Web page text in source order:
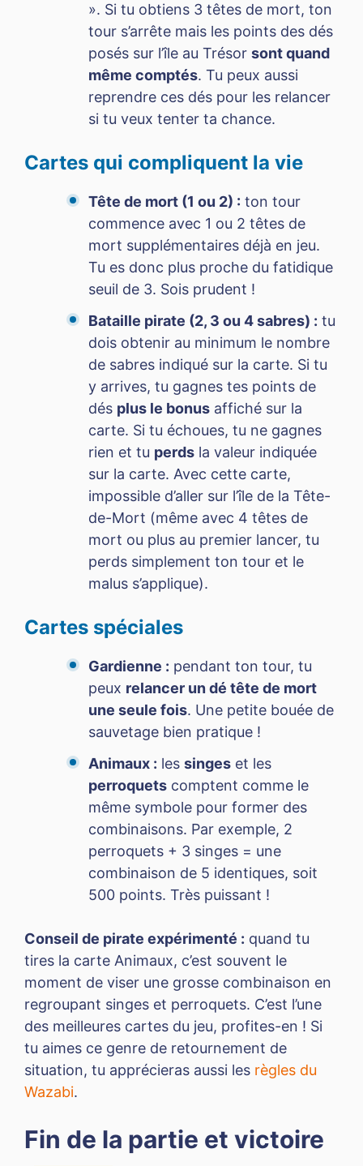
». Si tu obtiens 3 têtes de mort, ton
tour s’arrête mais les points des dés
posés sur l’île au Trésor sont quand
même comptés. Tu peux aussi
reprendre ces dés pour les relancer
si tu veux tenter ta chance.
Cartes qui compliquent la vie
Tête de mort (1 ou 2) : ton tour
commence avec 1 ou 2 têtes de
mort supplémentaires déjà en jeu.
Tu es donc plus proche du fatidique
seuil de 3. Sois prudent !
Bataille pirate (2, 3 ou 4 sabres) : tu
dois obtenir au minimum le nombre
de sabres indiqué sur la carte. Si tu
y arrives, tu gagnes tes points de
dés plus le bonus affiché sur la
carte. Si tu échoues, tu ne gagnes
rien et tu perds la valeur indiquée
sur la carte. Avec cette carte,
impossible d’aller sur l’île de la Tête-
de-Mort (même avec 4 têtes de
mort ou plus au premier lancer, tu
perds simplement ton tour et le
malus s’applique).
Cartes spéciales
Gardienne : pendant ton tour, tu
peux relancer un dé tête de mort
une seule fois. Une petite bouée de
sauvetage bien pratique !
Animaux : les singes et les
perroquets comptent comme le
même symbole pour former des
combinaisons. Par exemple, 2
perroquets + 3 singes = une
combinaison de 5 identiques, soit
500 points. Très puissant !
Conseil de pirate expérimenté : quand tu
tires la carte Animaux, c’est souvent le
moment de viser une grosse combinaison en
regroupant singes et perroquets. C’est l’une
des meilleures cartes du jeu, profites-en ! Si
tu aimes ce genre de retournement de
situation, tu apprécieras aussi les règles du
Wazabi.
Fin de la partie et victoire